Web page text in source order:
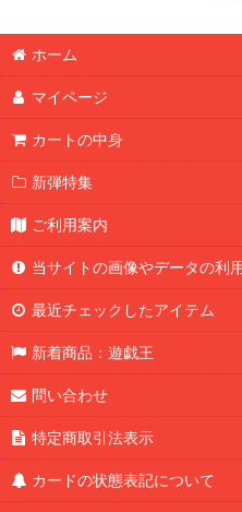
ホーム
マイページ
カートの中身
新弾特集
ご利用案内
当サイトの画像やデータの利
最近チェックしたアイテム
新着商品：遊戯王
問い合わせ
特定商取引法表示
カードの状態表記について